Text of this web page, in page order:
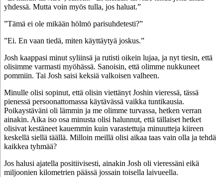
yhdessä. Mutta voin myös tulla, jos haluat.”
”Tämä ei ole mikään hölmö parisuhdetesti?”
”Ei. En vaan tiedä, miten käyttäytyä joskus.”
Josh kaappasi minut syliinsä ja rutisti oikein lujaa, ja nyt tiesin, että
olisimme varmasti myöhässä. Sanoisin, että olimme nukkuneet
pommiin. Tai Josh saisi keksiä valkoisen valheen.
Minulle olisi sopinut, että olisin viettänyt Joshin vieressä, tässä
pienessä persoonattomassa käytävässä vaikka tuntikausia.
Poikaystäväni oli lämmin ja me olimme turvassa, hetken verran
ainakin. Aika iso osa minusta olisi halunnut, että tällaiset hetket
olisivat kestäneet kauemmin kuin varastettuja minuutteja kiireen
keskellä siellä täällä. Milloin meillä olisi aikaa taas vain olla ja tehdä
kaikkea tyhmää?
Jos halusi ajatella positiivisesti, ainakin Josh oli vieressäni eikä
miljoonien kilometrien päässä jossain toisella laivueella.